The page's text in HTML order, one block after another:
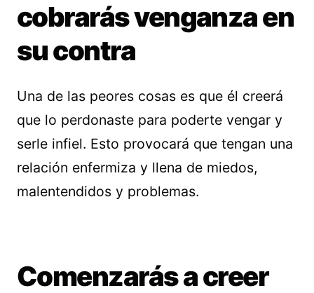
cobrarás venganza en
su contra
Una de las peores cosas es que él creerá
que lo perdonaste para poderte vengar y
serle infiel. Esto provocará que tengan una
relación enfermiza y llena de miedos,
malentendidos y problemas.
Comenzarás a creer